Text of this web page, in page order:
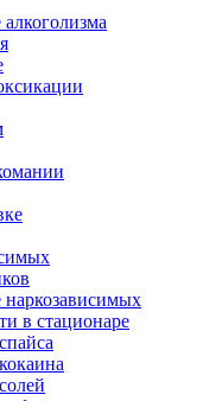
наркозависимых
в стационаре